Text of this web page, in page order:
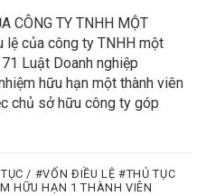
CÔNG TY TNHH MỘT
lệ của công ty TNHH một
Luật Doanh nghiệp
hữu hạn một thành viên
chủ sở hữu công ty góp
/ #VỐN ĐIỀU LỆ #THỦ TỤC
HỮU HẠN 1 THÀNH VIÊN